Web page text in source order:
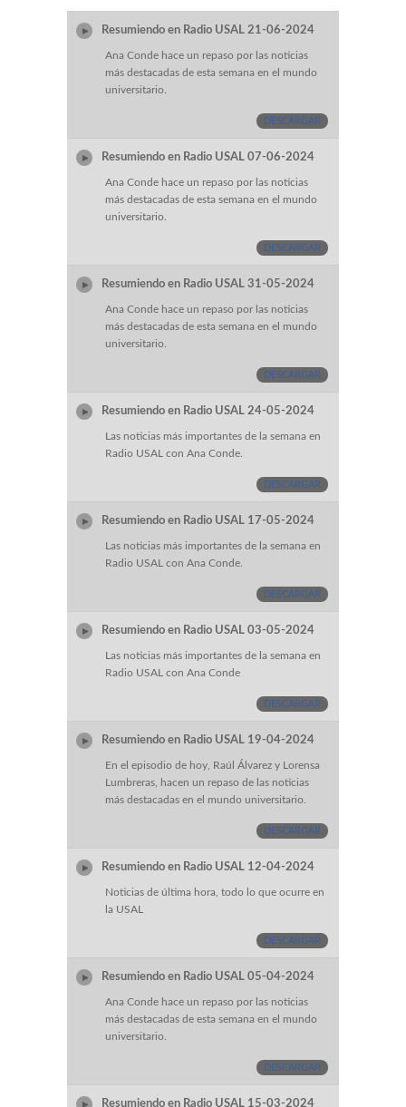
Resumiendo en Radio USAL 21-06-2024
Ana Conde hace un repaso por las noticias
más destacadas de esta semana en el mundo
universitario.
DESCARGAR
Resumiendo en Radio USAL 07-06-2024
Ana Conde hace un repaso por las noticias
más destacadas de esta semana en el mundo
universitario.
DESCARGAR
Resumiendo en Radio USAL 31-05-2024
Ana Conde hace un repaso por las noticias
más destacadas de esta semana en el mundo
universitario.
DESCARGAR
Resumiendo en Radio USAL 24-05-2024
Las noticias más importantes de la semana en
Radio USAL con Ana Conde.
DESCARGAR
Resumiendo en Radio USAL 17-05-2024
Las noticias más importantes de la semana en
Radio USAL con Ana Conde.
DESCARGAR
Resumiendo en Radio USAL 03-05-2024
Las noticias más importantes de la semana en
Radio USAL con Ana Conde
DESCARGAR
Resumiendo en Radio USAL 19-04-2024
En el episodio de hoy, Raúl Álvarez y Lorensa
Lumbreras, hacen un repaso de las noticias
más destacadas en el mundo universitario.
DESCARGAR
Resumiendo en Radio USAL 12-04-2024
Noticias de última hora, todo lo que ocurre en
la USAL
DESCARGAR
Resumiendo en Radio USAL 05-04-2024
Ana Conde hace un repaso por las noticias
más destacadas de esta semana en el mundo
universitario.
DESCARGAR
Resumiendo en Radio USAL 15-03-2024